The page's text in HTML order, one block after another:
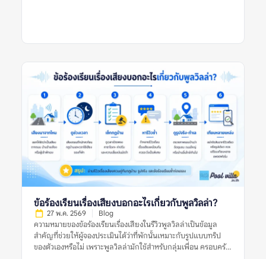
กัน ไม่ใช่ตัดสินจากรีวิวเดียว รูปเดียว หรือคำร้องเรียนเดียว ข้อร้อง
เรียนเรื่องค่าใช้จ่ายแฝงของพูลวิลล่าหมายถึงอะไร? ข้อร้องเรียน
เรื่องค่าใช้จ่ายแฝงของพูลวิลล่า หมายถึงรีวิวที่ผู้เข้าพักพูดถึงค่าใช้
จ่ายที่ไม่คาดคิดหรือไม่เข้าใจตั้งแต่แรก เช่น ราคาที่เห็นในประกาศ
ไม่ใช่ราคาสุทธิ มีค่าทำความสะอาดเพิ่ม มีค่าคนเกิน ค่าไฟ ค่าปรับ
เสียงดัง ค่าเตาปิ้งย่าง หรือค่าหักเงินมัดจำหลังเช็กเอาต์ คำว่า “ค่าใช้
จ่ายแฝง” ไม่ได้หมายความว่าทุกรายการเป็นการเอาเปรียบเสมอไป
บางรายการอาจเป็นค่าใช้จ่ายปกติของที่พัก แต่กลายเป็นปัญหา
เพราะสื่อสารไม่ชัดก่อนจอง หรือผู้เข้าพักไม่ได้อ่านเงื่อนไขให้ครบ
รีวิวที่มีประโยชน์ควรบอกชัดว่า ค่าใช้จ่ายนั้นคืออะไร ถูกแจ้งไว้ก่อน
หรือไม่ เกิดขึ้นเพราะเงื่อนไขใด และเจ้าของที่พักอธิบายอย่างไร หาก
รีวิวมีเพียงคำว่า “มีค่าใช้จ่ายแอบแฝง” แต่ไม่บอกบริบท ควรอ่าน
รีวิวอื่นประกอบก่อนสรุป ทำไมข้อร้องเรียนเรื่องค่าใช้จ่ายแฝงจึง
สำคัญ? พูลวิลล่ามักเป็นที่พักสำหรับกลุ่มเพื่อน ครอบครัว หรือ
หลายครอบครัวที่แชร์ค่าใช้จ่ายกัน หากมีค่าใช้จ่ายเพิ่มที่ไม่ได้
วางแผนไว้ อาจทำให้เกิดความไม่พอใจในกลุ่ม หรือทำให้งบประมาณ
จริงสูงกว่าที่คาด ข้อร้องเรียนเรื่องค่าใช้จ่ายแฝงของพูลวิลล่ายังช่วย
สะท้อนความโปร่งใสของที่พัก หากที่พักแจ้งราคาชัดเจน อธิบาย
ข้อร้องเรียนเรื่องเสียงบอกอะไรเกี่ยวกับพูลวิลล่า?
27 พ.ค. 2569 Blog
ความหมายของข้อร้องเรียนเรื่องเสียงในรีวิวพูลวิลล่าเป็นข้อมูล
สำคัญที่ช่วยให้ผู้จองประเมินได้ว่าที่พักนั้นเหมาะกับรูปแบบทริป
ของตัวเองหรือไม่ เพราะพูลวิลล่ามักใช้สำหรับกลุ่มเพื่อน ครอบครัว